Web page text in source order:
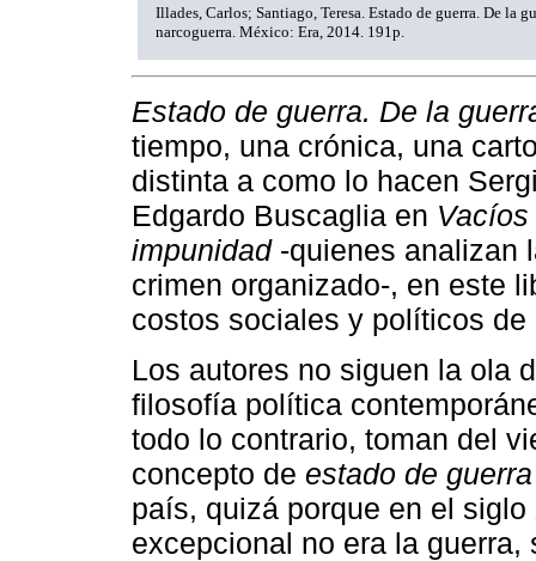
Illades, Carlos; Santiago, Teresa. Estado de guerra. De la
narcoguerra. México: Era, 2014. 191p.
Estado de guerra. De la
tiempo, una crónica, una
distinta a como lo hacen
Edgardo Buscaglia en
impunidad-quienes analizan
crimen organizado-, en este
costos sociales y políticos
Los autores no siguen la ola
filosofía política
todo lo contrario, toman del
concepto de estado de guerra
país, quizá porque en el
excepcional no era la guerra,